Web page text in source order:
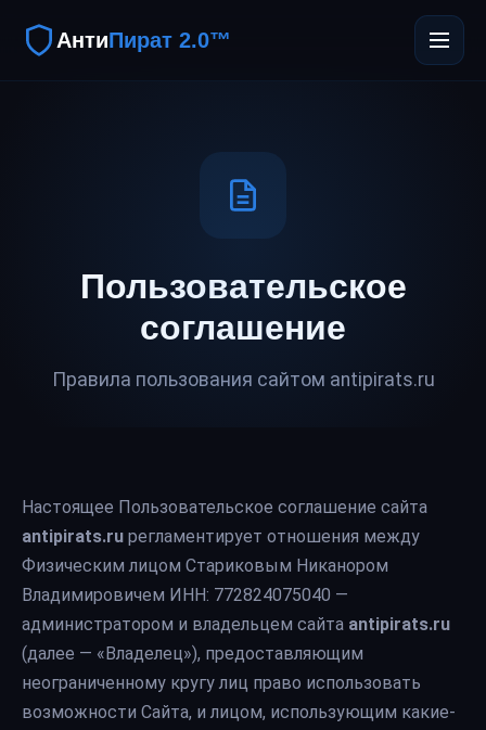
АнтиПират 2.0™
Пользовательское
соглашение
Правила пользования сайтом antipirats.ru
Настоящее Пользовательское соглашение сайта
antipirats.ru регламентирует отношения между
Физическим лицом Стариковым Никанором
Владимировичем ИНН: 772824075040 —
администратором и владельцем сайта antipirats.ru
(далее — «Владелец»), предоставляющим
неограниченному кругу лиц право использовать
возможности Сайта, и лицом, использующим какие-